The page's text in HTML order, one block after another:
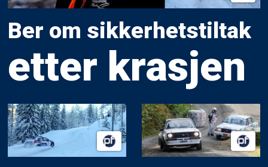
Ber om sikkerhetstiltak
etter krasjen